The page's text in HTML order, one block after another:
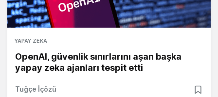
YAPAY ZEKA
OpenAI, güvenlik sınırlarını aşan başka
yapay zeka ajanları tespit etti
Tuğçe İçözü